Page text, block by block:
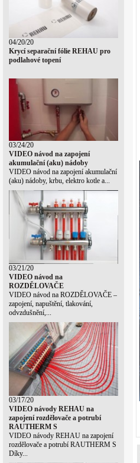
04/20/20
Krycí separační fólie REHAU pro
podlahové topení
03/24/20
VIDEO návod na zapojení
akumulační (aku) nádoby
VIDEO návod na zapojení akumulační
(aku) nádoby, krbu, elektro kotle a...
03/21/20
VIDEO návod na
ROZDĚLOVAČE
VIDEO návod na ROZDĚLOVAČE –
zapojení, napuštění, tlakování,
odvzdušnění,...
03/17/20
VIDEO návody REHAU na
zapojení rozdělovače a potrubí
RAUTHERM S
VIDEO návody REHAU na zapojení
rozdělovače a potrubí RAUTHERM S
Díky...